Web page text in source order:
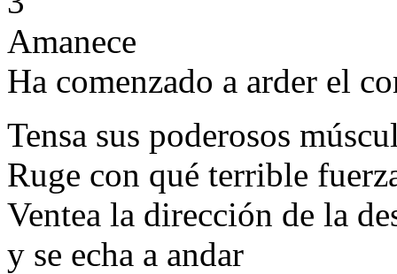
Amanece
Ha comenzado a arder el
Tensa sus poderosos
Ruge con qué terrible
Ventea la dirección de la
y se echa a andar